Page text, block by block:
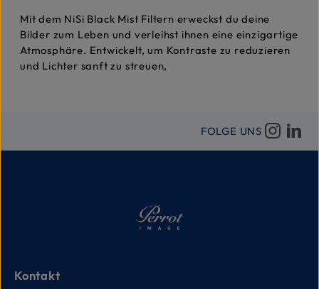
Mit dem NiSi Black Mist Filtern erweckst du deine
Bilder zum Leben und verleihst ihnen eine einzigartige
Atmosphäre. Entwickelt, um Kontraste zu reduzieren
und Lichter sanft zu streuen,
FOLGE UNS
Kontakt